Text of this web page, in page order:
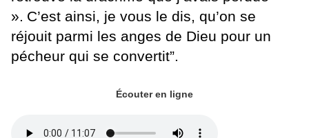
». C’est ainsi, je vous le dis, qu’on se
réjouit parmi les anges de Dieu pour un
pécheur qui se convertit”.
Écouter en ligne